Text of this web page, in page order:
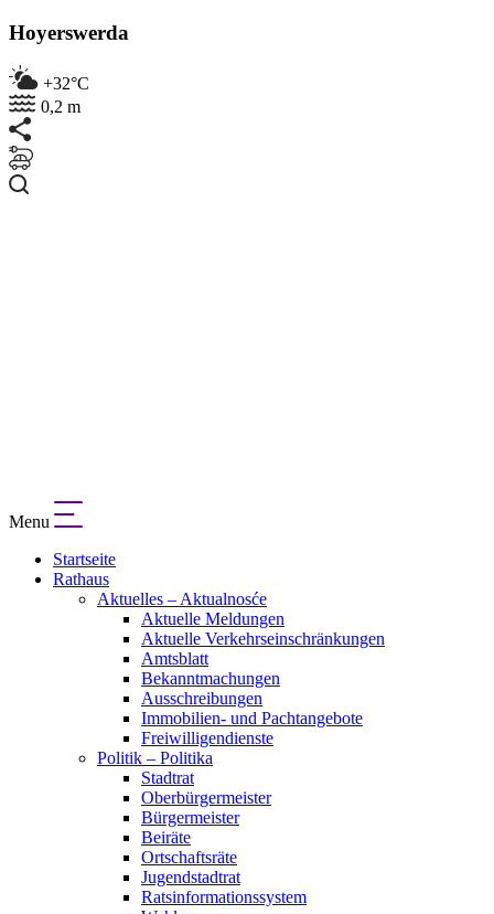
Hoyerswerda
+32°C
0,2 m
Menu
Startseite
Rathaus
Aktuelles – Aktualnosće
Aktuelle Meldungen
Aktuelle Verkehrseinschränkungen
Amtsblatt
Bekanntmachungen
Ausschreibungen
Immobilien- und Pachtangebote
Freiwilligendienste
Politik – Politika
Stadtrat
Oberbürgermeister
Bürgermeister
Beiräte
Ortschaftsräte
Jugendstadtrat
Ratsinformationssystem